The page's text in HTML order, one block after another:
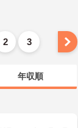
2 3
年収順